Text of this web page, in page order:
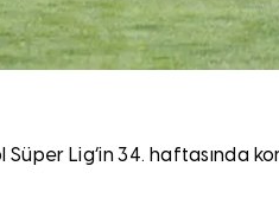
Lig’in 34. haftasında